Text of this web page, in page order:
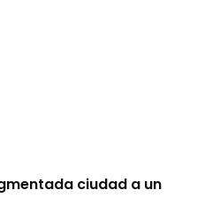
ciudad a un